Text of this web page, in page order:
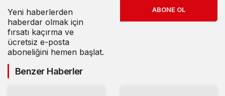
Yeni haberlerden
haberdar olmak için
fırsatı kaçırma ve
ücretsiz e-posta
aboneliğini hemen başlat.
ABONE OL
Benzer Haberler